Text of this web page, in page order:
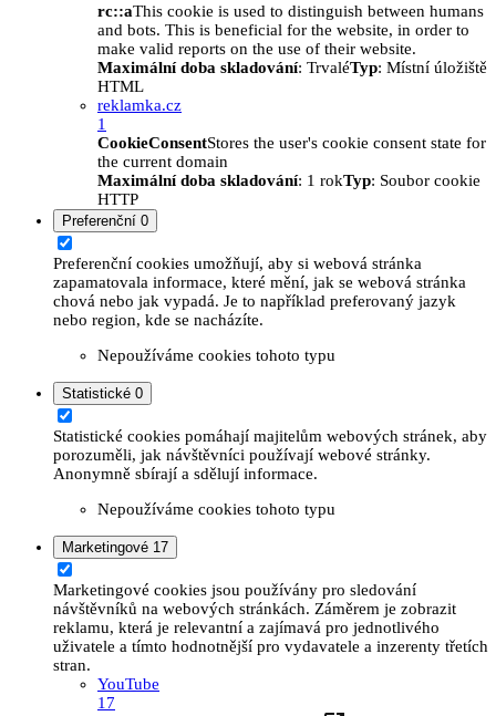
rc::aThis cookie is used to distinguish between humans
and bots. This is beneficial for the website, in order to
make valid reports on the use of their website.
Maximální doba skladování: TrvaléTyp: Místní úložiště
HTML
reklamka.cz
1
CookieConsentStores the user's cookie consent state for
the current domain
Maximální doba skladování: 1 rokTyp: Soubor cookie
HTTP
Preferenční 0
Preferenční cookies umožňují, aby si webová stránka
zapamatovala informace, které mění, jak se webová stránka
chová nebo jak vypadá. Je to například preferovaný jazyk
nebo region, kde se nacházíte.
Nepoužíváme cookies tohoto typu
Statistické 0
Statistické cookies pomáhají majitelům webových stránek, aby
porozuměli, jak návštěvníci používají webové stránky.
Anonymně sbírají a sdělují informace.
Nepoužíváme cookies tohoto typu
Marketingové 17
Marketingové cookies jsou používány pro sledování
návštěvníků na webových stránkách. Záměrem je zobrazit
reklamu, která je relevantní a zajímavá pro jednotlivého
uživatele a tímto hodnotnější pro vydavatele a inzerenty třetích
stran.
YouTube
17